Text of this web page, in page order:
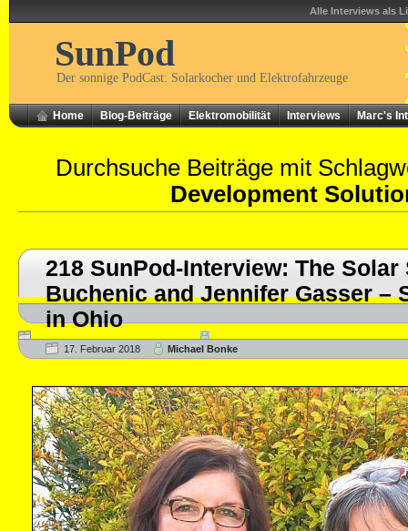
Alle Interviews als
SunPod
Der sonnige PodCast: Solarkocher und Elektrofahrzeuge
Home Blog-Beiträge Elektromobilität Interviews Marc's
Durchsuche Beiträge mit
Development
218 SunPod-Interview: The
Buchenic and Jennifer Gasser –
in Ohio
17. Februar 2018 Michael Bonke